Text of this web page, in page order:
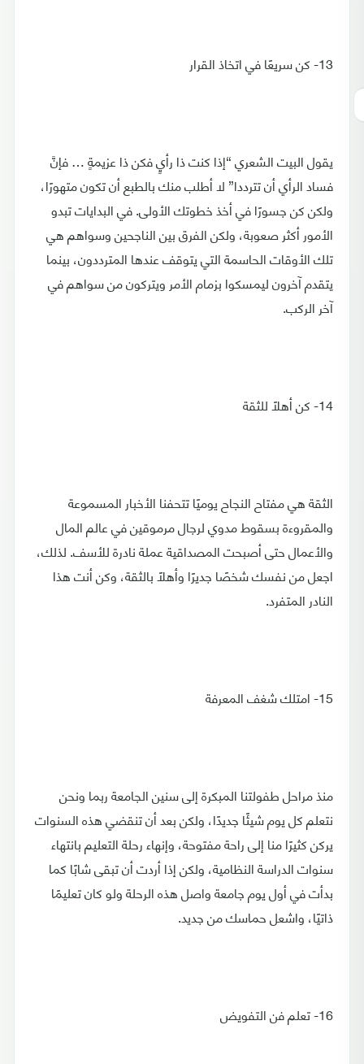
13- كن سريعًا في اتخاذ القرار
يقول البيت الشعري “إذا كنت ذا رأيٍ فكن ذا عزيمةٍ … فإنَّ
فساد الرأي أن تترددا” لا أطلب منك بالطبع أن تكون متهورًا،
ولكن كن جسورًا في أخذ خطوتك الأولى. في البدايات تبدو
الأمور أكثر صعوبة، ولكن الفرق بين الناجحين وسواهم هي
تلك الأوقات الحاسمة التي يتوقف عندها المترددون، بينما
يتقدم آخرون ليمسكوا بزمام الأمر ويتركون من سواهم في
آخر الركب.
14- كن أهلًا للثقة
الثقة هي مفتاح النجاح يوميًا تتحفنا الأخبار المسموعة
والمقروءة بسقوط مدوي لرجال مرموقين في عالم المال
والأعمال حتى أصبحت المصداقية عملة نادرة للأسف. لذلك،
اجعل من نفسك شخصًا جديرًا وأهلًا بالثقة، وكن أنت هذا
النادر المتفرد.
15- امتلك شغف المعرفة
منذ مراحل طفولتنا المبكرة إلى سنين الجامعة ربما ونحن
نتعلم كل يوم شيئًا جديدًا، ولكن بعد أن تنقضي هذه السنوات
يركن كثيرًا منا إلى راحة مفتوحة، وإنهاء رحلة التعليم بانتهاء
سنوات الدراسة النظامية، ولكن إذا أردت أن تبقى شابًا كما
بدأت في أول يوم جامعة واصل هذه الرحلة ولو كان تعليمًا
ذاتيًا، واشعل حماسك من جديد.
16- تعلم فن التفويض